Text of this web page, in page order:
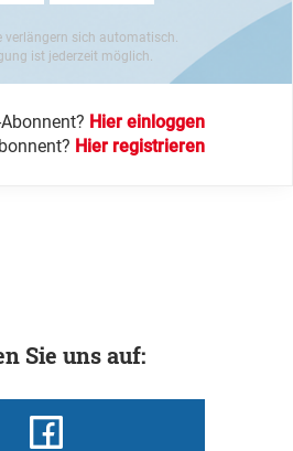
verlängern sich automatisch.
ist jederzeit möglich.
Hier einloggen
Hier registrieren
Sie uns auf: